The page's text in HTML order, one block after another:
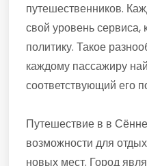
путешественников.
свой уровень
политику. Такое
каждому пассажиру
соответствующий его
Путешествие в в
возможности для
новых мест. Город